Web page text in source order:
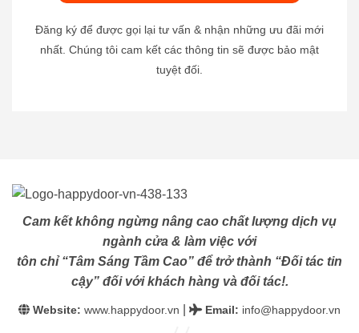
Đăng ký để được gọi lại tư vấn & nhận những ưu đãi mới
nhất. Chúng tôi cam kết các thông tin sẽ được bảo mật
tuyệt đối.
Cam kết không ngừng nâng cao chất lượng dịch vụ
ngành cửa & làm việc với
tôn chỉ “Tâm Sáng Tầm Cao” để trở thành “Đối tác tin
cậy” đối với khách hàng và đối tác!.
Website: www.happydoor.vn Email: info@happydoor.vn